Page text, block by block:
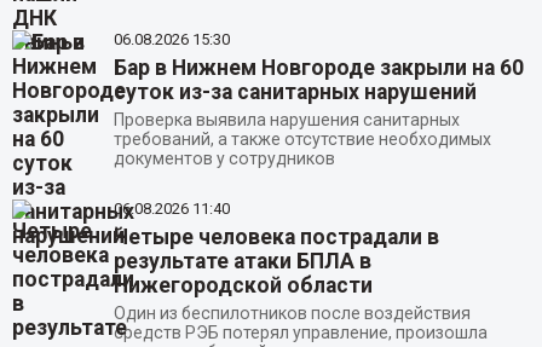
06.08.2026 15:30
Бар в Нижнем Новгороде закрыли на 60
суток из-за санитарных нарушений
Проверка выявила нарушения санитарных
требований, а также отсутствие необходимых
документов у сотрудников
06.08.2026 11:40
Четыре человека пострадали в
результате атаки БПЛА в
Нижегородской области
Один из беспилотников после воздействия
средств РЭБ потерял управление, произошла